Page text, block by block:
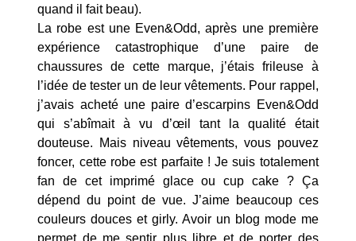
quand il fait beau).
La robe est une Even&Odd, après une première
expérience catastrophique d’une paire de
chaussures de cette marque, j’étais frileuse à
l’idée de tester un de leur vêtements. Pour rappel,
j’avais acheté une paire d’escarpins Even&Odd
qui s’abîmait à vu d’œil tant la qualité était
douteuse. Mais niveau vêtements, vous pouvez
foncer, cette robe est parfaite ! Je suis totalement
fan de cet imprimé glace ou cup cake ? Ça
dépend du point de vue. J’aime beaucoup ces
couleurs douces et girly. Avoir un blog mode me
permet de me sentir plus libre et de porter des